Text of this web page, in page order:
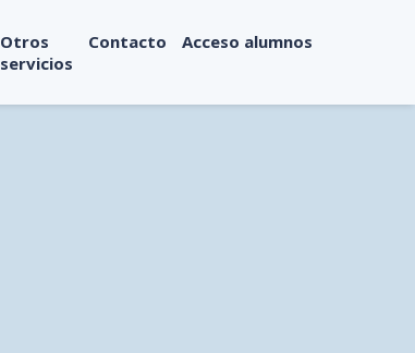
Otros
servicios
Contacto Acceso alumnos